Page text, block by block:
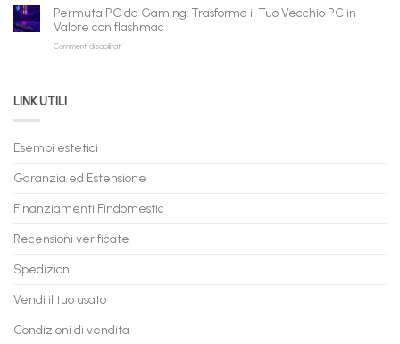
Nuovi
Ricondizionati,
Spedizione
a
Rate
Online:
anche
a
Permuta PC da Gaming: Trasforma il Tuo Vecchio PC in
Valore con flashmac
Commenti disabilitatisu
in
con
LINK UTILI
Esempi estetici
Garanzia ed Estensione
Finanziamenti Findomestic
Recensioni verificate
Spedizioni
Vendi il tuo usato
Condizioni di vendita